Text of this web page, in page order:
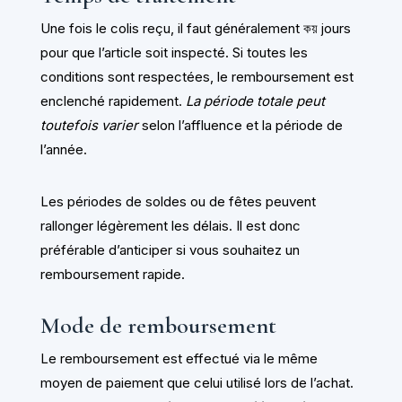
Une fois le colis reçu, il faut généralement কয় jours
pour que l’article soit inspecté. Si toutes les
conditions sont respectées, le remboursement est
enclenché rapidement. La période totale peut
toutefois varierselon l’affluence et la période de
l’année.
Les périodes de soldes ou de fêtes peuvent
rallonger légèrement les délais. Il est donc
préférable d’anticiper si vous souhaitez un
remboursement rapide.
Mode de remboursement
Le remboursement est effectué via le même
moyen de paiement que celui utilisé lors de l’achat.